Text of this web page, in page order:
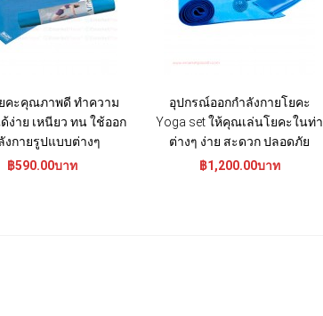
คะคุณภาพดี ทำความ
ง่าย เหนียว ทน ใช้ออก
งกายรูปแบบต่างๆ
฿590.00บาท
อุปกรณ์ออกกำลังกายโยคะ
Yoga set ให้คุณเล่นโยคะในท่า
ต่างๆ ง่าย สะดวก ปลอดภัย
฿1,200.00บาท